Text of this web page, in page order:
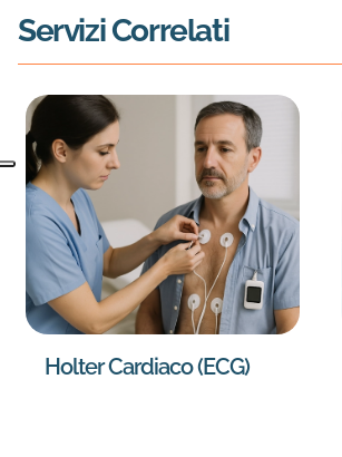
Servizi Correlati
Holter Cardiaco (ECG)